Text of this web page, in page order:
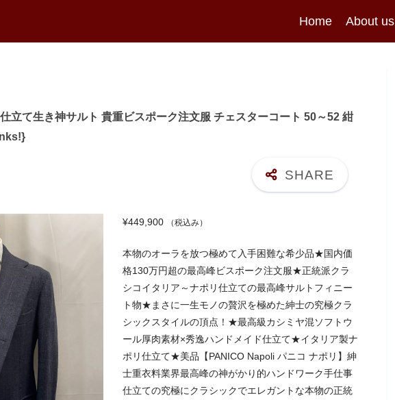
Home About us
立て生き神サルト 貴重ビスポーク注文服 チェスターコート 50～52 紺
¥449,900 （税込み）
本物のオーラを放つ極めて入手困難な希少品★国内価
格130万円超の最高峰ビスポーク注文服★正統派クラ
シコイタリア～ナポリ仕立ての最高峰サルトフィニー
ト物★まさに一生モノの贅沢を極めた紳士の究極クラ
シックスタイルの頂点！★最高級カシミヤ混ソフトウ
ール厚肉素材×秀逸ハンドメイド仕立て★イタリア製ナ
ポリ仕立て★美品【PANICO Napoli パニコ ナポリ】紳
士重衣料業界最高峰の神がかり的ハンドワーク手仕事
仕立ての究極にクラシックでエレガントな本物の正統